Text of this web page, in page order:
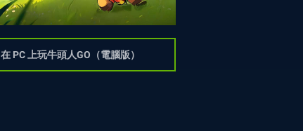
在 PC 上玩牛頭人GO（電腦版）